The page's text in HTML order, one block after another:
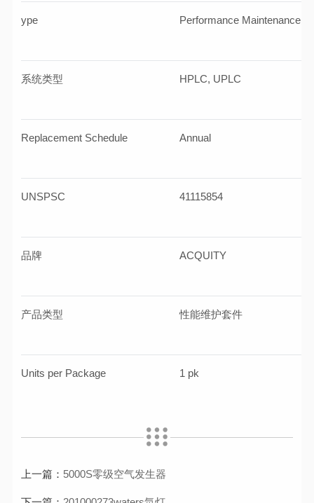
ype Performance Maintenance
系统类型 HPLC, UPLC
Replacement Schedule Annual
UNSPSC 41115854
品牌 ACQUITY
产品类型 性能维护套件
Units per Package 1 pk
上一篇： 5000S零级空气发生器